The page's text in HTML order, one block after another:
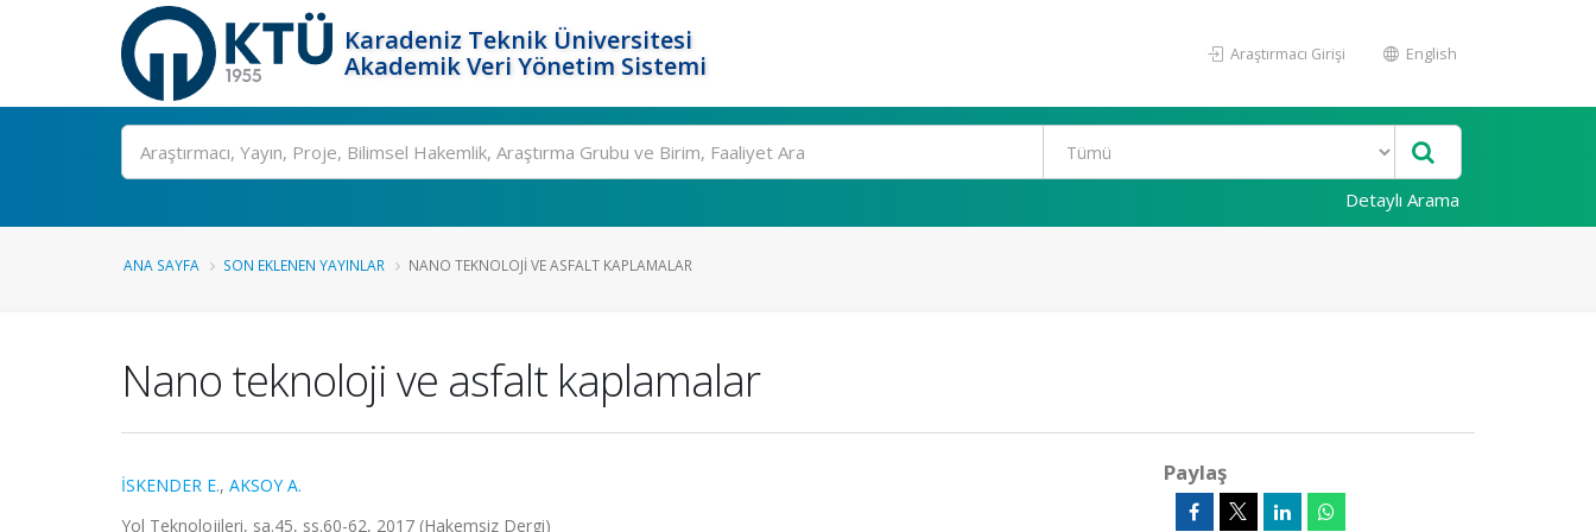
Karadeniz Teknik Üniversitesi
Akademik Veri Yönetim Sistemi
Araştırmacı Girişi English
Ara
Detaylı Arama
ANA SAYFA SON EKLENEN YAYINLAR NANO TEKNOLOJI VE ASFALT KAPLAMALAR
Nano teknoloji ve asfalt kaplamalar
İSKENDER E., AKSOY A.
Yol Teknolojileri, sa.45, ss.60-62, 2017 (Hakemsiz Dergi)
Paylaş